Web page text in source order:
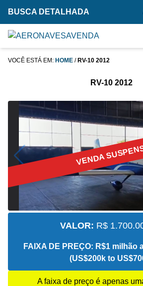
BUSCA DETALHADA
VOCÊ ESTÁ EM: HOME / RV-10 2012
RV-10 2012
VENDA
VALOR: R$
FAIXA DE PREÇO: R$1 milhão
(US$200k to
A faixa de preço é apenas